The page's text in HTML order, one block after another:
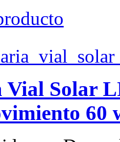
Solar